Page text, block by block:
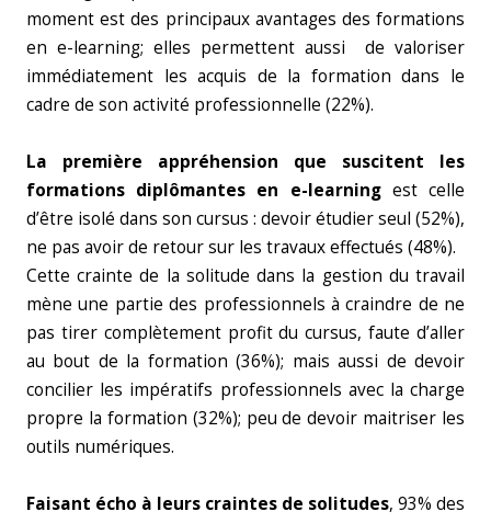
moment est des principaux avantages des formations
en e-learning; elles permettent aussi de valoriser
immédiatement les acquis de la formation dans le
cadre de son activité professionnelle (22%).
La première appréhension que suscitent les
formations diplômantes en e-learningest celle
d’être isolé dans son cursus : devoir étudier seul (52%),
ne pas avoir de retour sur les travaux effectués (48%).
Cette crainte de la solitude dans la gestion du travail
mène une partie des professionnels à craindre de ne
pas tirer complètement profit du cursus, faute d’aller
au bout de la formation (36%); mais aussi de devoir
concilier les impératifs professionnels avec la charge
propre la formation (32%); peu de devoir maitriser les
outils numériques.
Faisant écho à leurs craintes de solitudes, 93% des